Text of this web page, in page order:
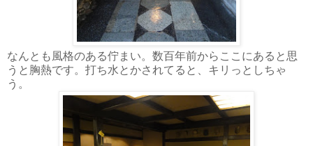
なんとも風格のある佇まい。数百年前からここにあると思
うと胸熱です。打ち水とかされてると、キリっとしちゃ
う。